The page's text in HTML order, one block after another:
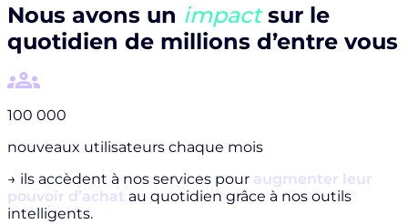
Nous avons un impactsur le
quotidien de millions d’entre vous
100 000
nouveaux utilisateurs chaque mois
→ ils accèdent à nos services pour augmenter leur
pouvoir d’achat au quotidien grâce à nos outils
intelligents.